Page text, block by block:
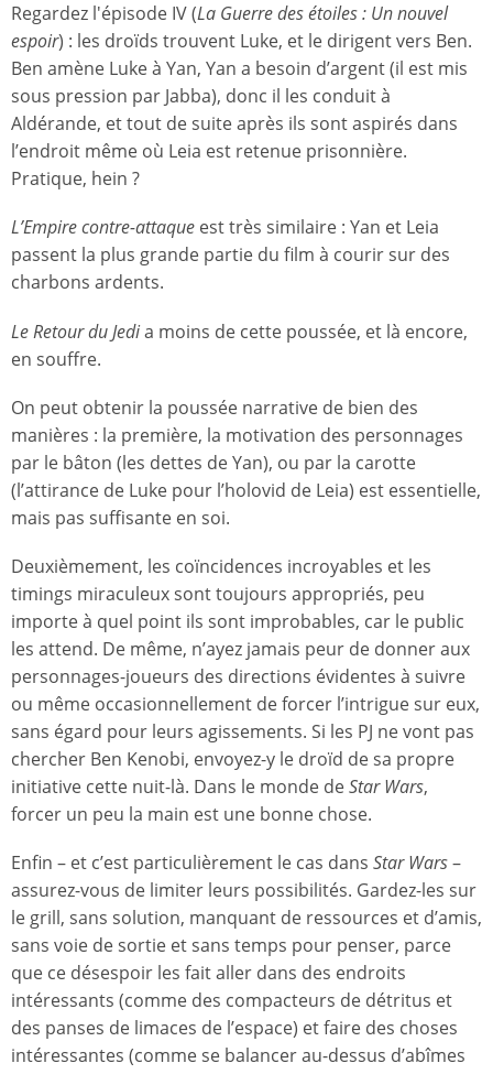
Regardez l'épisode IV (La Guerre des étoiles : Un nouvel
espoir) : les droïds trouvent Luke, et le dirigent vers Ben.
Ben amène Luke à Yan, Yan a besoin d’argent (il est mis
sous pression par Jabba), donc il les conduit à
Aldérande, et tout de suite après ils sont aspirés dans
l’endroit même où Leia est retenue prisonnière.
Pratique, hein ?
L’Empire contre-attaque est très similaire : Yan et Leia
passent la plus grande partie du film à courir sur des
charbons ardents.
Le Retour du Jedia moins de cette poussée, et là encore,
en souffre.
On peut obtenir la poussée narrative de bien des
manières : la première, la motivation des personnages
par le bâton (les dettes de Yan), ou par la carotte
(l’attirance de Luke pour l’holovid de Leia) est essentielle,
mais pas suffisante en soi.
Deuxièmement, les coïncidences incroyables et les
timings miraculeux sont toujours appropriés, peu
importe à quel point ils sont improbables, car le public
les attend. De même, n’ayez jamais peur de donner aux
personnages-joueurs des directions évidentes à suivre
ou même occasionnellement de forcer l’intrigue sur eux,
sans égard pour leurs agissements. Si les PJ ne vont pas
chercher Ben Kenobi, envoyez-y le droïd de sa propre
initiative cette nuit-là. Dans le monde deStar Wars,
forcer un peu la main est une bonne chose.
Enfin – et c’est particulièrement le cas dans Star Wars–
assurez-vous de limiter leurs possibilités. Gardez-les sur
le grill, sans solution, manquant de ressources et d’amis,
sans voie de sortie et sans temps pour penser, parce
que ce désespoir les fait aller dans des endroits
intéressants (comme des compacteurs de détritus et
des panses de limaces de l’espace) et faire des choses
intéressantes (comme se balancer au-dessus d’abîmes